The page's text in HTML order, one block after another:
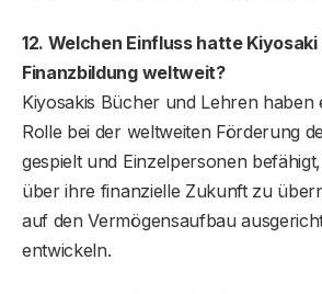
12. Welchen Einfluss hatte
Finanzbildung weltweit?
Kiyosakis Bücher und Lehren haben
Rolle bei der weltweiten Förderung
gespielt und Einzelpersonen
über ihre finanzielle Zukunft zu
auf den Vermögensaufbau
entwickeln.